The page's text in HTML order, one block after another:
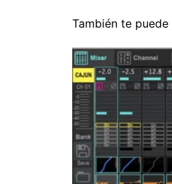
También te